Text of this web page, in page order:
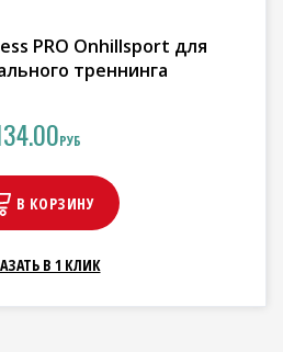
PRO Onhillsport для
треннинга
РУБ
В КОРЗИНУ
В 1 КЛИК